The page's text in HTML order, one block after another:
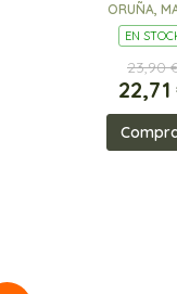
ORUÑA,
EN
23,90
22,71